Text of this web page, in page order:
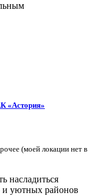
«Астория»
(моей локации нет в
насладиться
уютных районов